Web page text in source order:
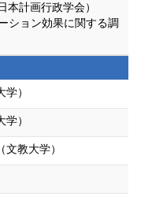
本計画行政学会）
ション効果に関する調
）
）
教大学）